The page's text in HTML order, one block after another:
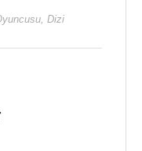
, Dizi